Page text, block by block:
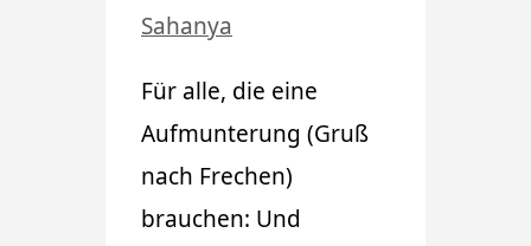
Sahanya
Für alle, die eine
Aufmunterung (Gruß
nach Frechen)
brauchen: Und